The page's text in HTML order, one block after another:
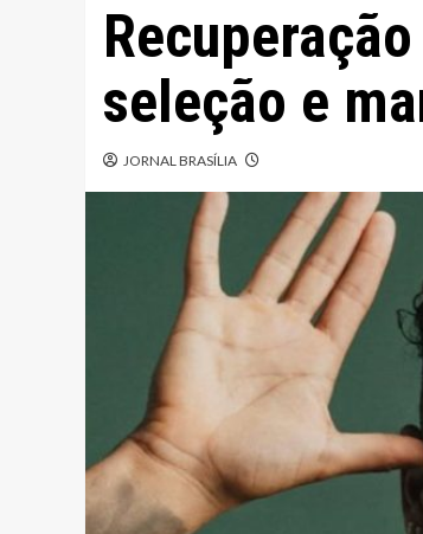
seleção e
JORNAL BRASÍLIA